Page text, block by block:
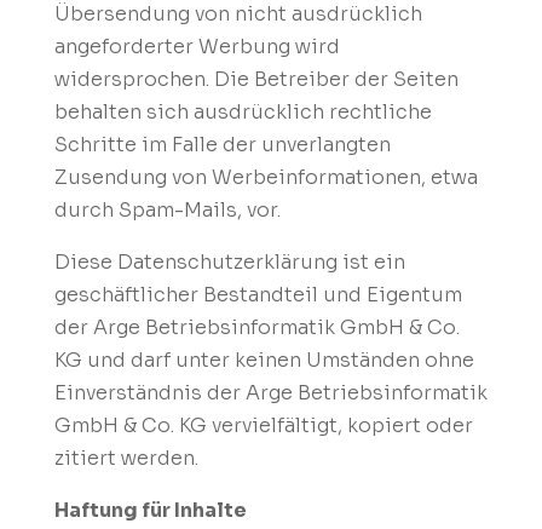
Übersendung von nicht ausdrücklich
angeforderter Werbung wird
widersprochen. Die Betreiber der Seiten
behalten sich ausdrücklich rechtliche
Schritte im Falle der unverlangten
Zusendung von Werbeinformationen, etwa
durch Spam-Mails, vor.
Diese Datenschutzerklärung ist ein
geschäftlicher Bestandteil und Eigentum
der Arge Betriebsinformatik GmbH & Co.
KG und darf unter keinen Umständen ohne
Einverständnis der Arge Betriebsinformatik
GmbH & Co. KG vervielfältigt, kopiert oder
zitiert werden.
Haftung für Inhalte